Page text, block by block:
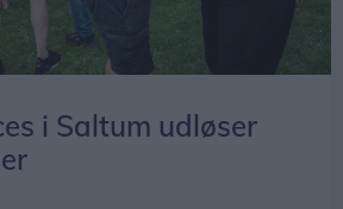
i Saltum udløser